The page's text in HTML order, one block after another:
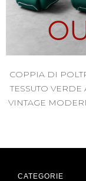
COPPIA DI
TESSUTO VERDE
VINTAGE
CATEGORIE